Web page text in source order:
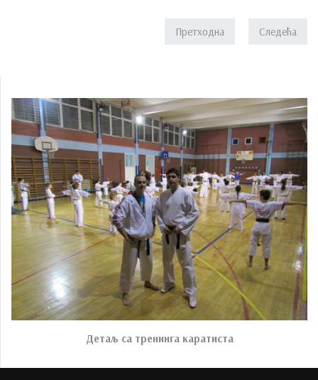
Претходна Следећа
Детаљ са тренинга каратиста